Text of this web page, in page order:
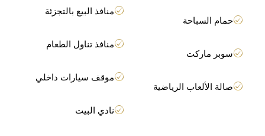
حمام السباحة
سوبر ماركت
صالة الألعاب الرياضية
منافذ البيع بالتجزئة
منافذ تناول الطعام
موقف سيارات داخلي
نادي البيت